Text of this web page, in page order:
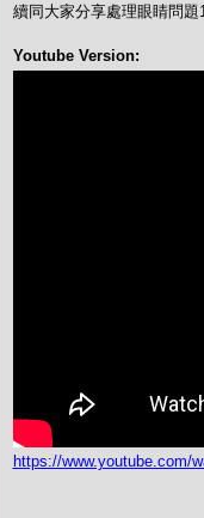
續同大家分享處理眼睛問題
Youtube Version:
https://www.youtube.com/